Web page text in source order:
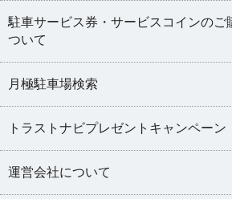
駐車サービス券・サービスコインのご
ついて
月極駐車場検索
トラストナビプレゼントキャンペーン
運営会社について